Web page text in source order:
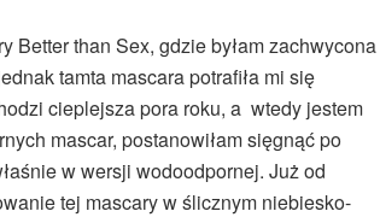
Better than Sex, gdzie byłam zachwycona
tamta mascara potrafiła mi się
cieplejsza pora roku, a wtedy jestem
mascar, postanowiłam sięgnąć po
w wersji wodoodpornej. Już od
tej mascary w ślicznym niebiesko-